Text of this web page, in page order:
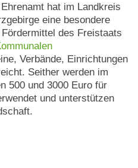
hat im Landkreis
eine besondere
des Freistaats
Verbände, Einrichtungen
Seither werden im
500 und 3000 Euro für
und unterstützen